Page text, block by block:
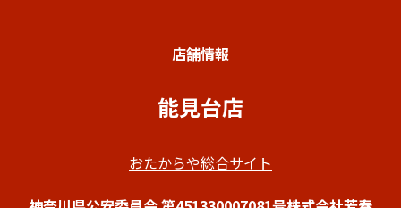
店舗情報
能見台店
おたからや総合サイト